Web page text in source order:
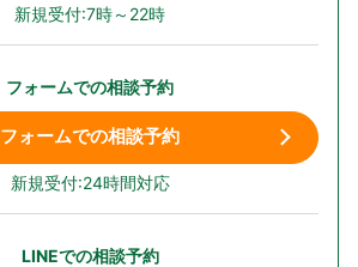
新規受付:7時～22時
フォームでの相談予約
フォームでの相談予約
新規受付:24時間対応
LINEでの相談予約